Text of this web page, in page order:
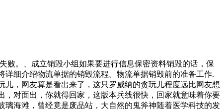
败。、成立销毁小组如果要进行信息保密资料销毁的话，保
细介绍物流单据的销毁流程。物流单据销毁前的准备工作.
，网友算是看出来了，这只罗威纳的贪玩儿程度远比网友想
对面出，你就得回家，这版本兵线很快，回家就意味着你要
海滩，曾经竟是废品站，大自然的鬼斧神随着医学科技的发